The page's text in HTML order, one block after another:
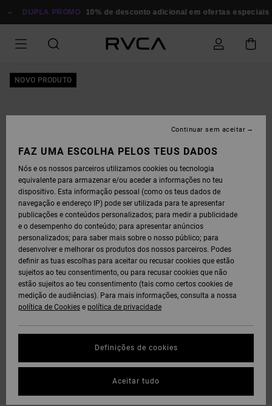
PARA DUPLA PROMO 10% de desconto adicional em ofertas especiais
NOVO PRODUTO
FAZ UMA ESCOLHA PELOS TEUS DADOS
Nós e os nossos parceiros utilizamos cookies ou tecnologia
equivalente para armazenar e/ou aceder a informações no teu
dispositivo. Esta informação pessoal (como os teus dados de
navegação e endereço IP) pode ser utilizada para te apresentar
publicações e conteúdos personalizados; para medir a publicidade
e o desempenho do conteúdo; para apresentar anúncios
personalizados; para saber mais sobre o nosso público; para
desenvolver e melhorar os produtos dos nossos parceiros. Podes
definir as tuas escolhas para aceitar ou recusar cookies que estão
sujeitos ao teu consentimento, ou para recusar cookies que não
estão sujeitos ao teu consentimento (tais como certos cookies de
medição de audiências). Para mais informações, consulta a nossa
política de Cookies e política de privacidade
Definições de cookies
Continuar sem aceitar
Aceitar tudo